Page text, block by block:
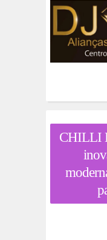
CHILLI